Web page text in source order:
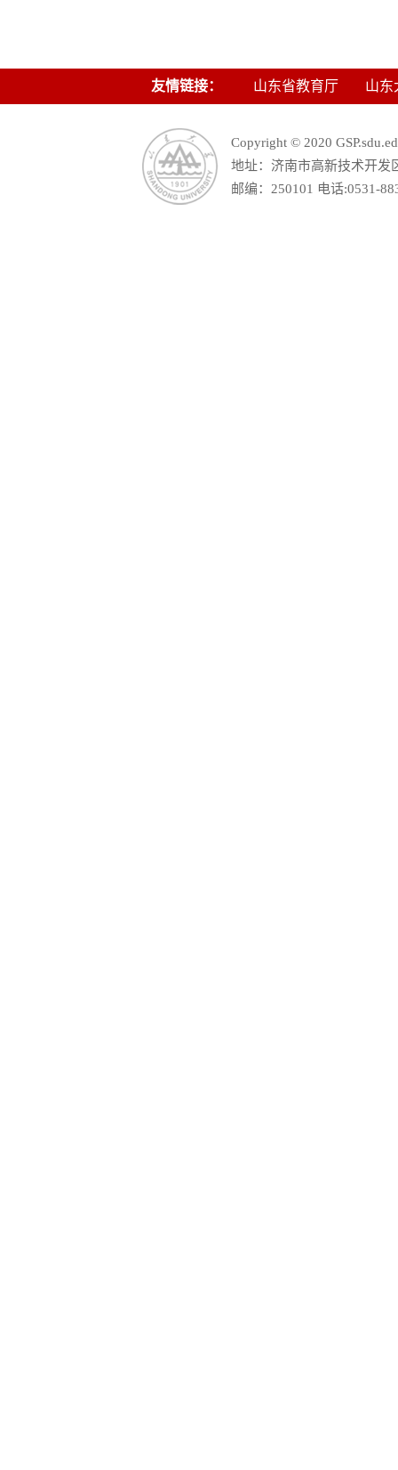
友情链接： 山东省教育厅 山东
Copyright © 2020
地址：济南市高新技术开发
邮编：250101 电话:0531-